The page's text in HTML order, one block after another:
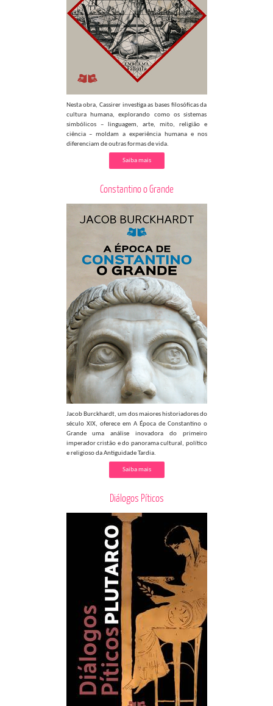
Nesta obra, Cassirer investiga as bases filosóficas da
cultura humana, explorando como os sistemas
simbólicos – linguagem, arte, mito, religião e
ciência – moldam a experiência humana e nos
diferenciam de outras formas de vida.
Saiba mais
Constantino o Grande
Jacob Burckhardt, um dos maiores historiadores do
século XIX, oferece em A Época de Constantino o
Grande uma análise inovadora do primeiro
imperador cristão e do panorama cultural, político
e religioso da Antiguidade Tardia.
Saiba mais
Diálogos Píticos